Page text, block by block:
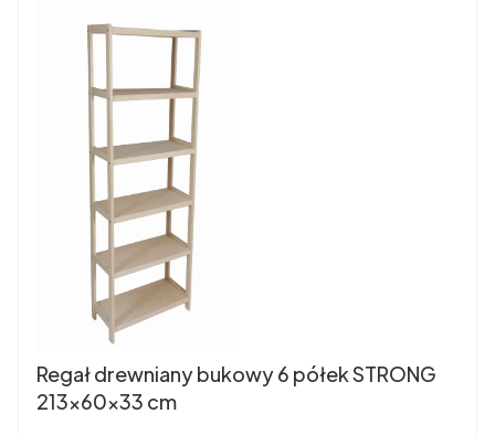
Regał drewniany bukowy 6 półek STRONG
213x60x33 cm